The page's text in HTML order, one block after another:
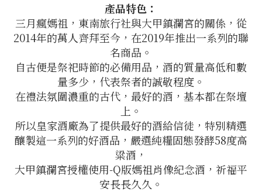
產品特色：
三月瘋媽祖，東南旅行社與大甲鎮瀾宮的關係，從
2014年的萬人齊拜至今，在2019年推出一系列的聯
名商品。
自古便是祭祀時節的必備用品，酒的質量高低和數
量多少，代表祭者的誠敬程度。
在禮法氛圍濃重的古代，最好的酒，基本都在祭壇
上。
所以皇家酒廠為了提供最好的酒給信徒，特別精選
釀製這一系列的好酒品，嚴選純糧固態發酵58度高
粱酒，
大甲鎮瀾宮授權使用-Q版媽祖肖像紀念酒，祈福平
安長長久久。